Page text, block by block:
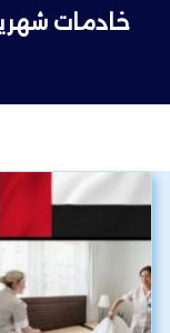
خادمات